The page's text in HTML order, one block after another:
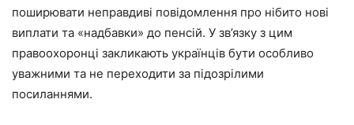
поширювати неправдиві повідомлення про нібито нові
виплати та «надбавки» до пенсій. У зв’язку з цим
правоохоронці закликають українців бути особливо
уважними та не переходити за підозрілими
посиланнями.